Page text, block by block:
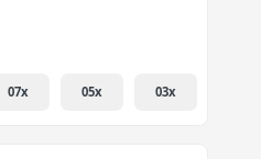
07x 05x 03x